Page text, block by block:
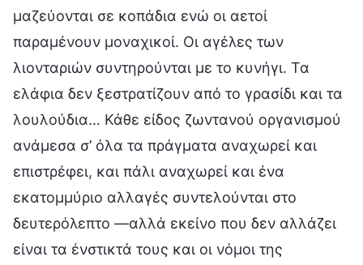
μαζεύονται σε κοπάδια ενώ οι αετοί
παραμένουν μοναχικοί. Οι αγέλες των
λιονταριών συντηρούνται με το κυνήγι. Τα
ελάφια δεν ξεστρατίζουν από το γρασίδι και τα
λουλούδια… Κάθε είδος ζωντανού οργανισμού
ανάμεσα σ’ όλα τα πράγματα αναχωρεί και
επιστρέφει, και πάλι αναχωρεί και ένα
εκατομμύριο αλλαγές συντελούνται στο
δευτερόλεπτο —αλλά εκείνο που δεν αλλάζει
είναι τα ένστικτά τους και οι νόμοι της